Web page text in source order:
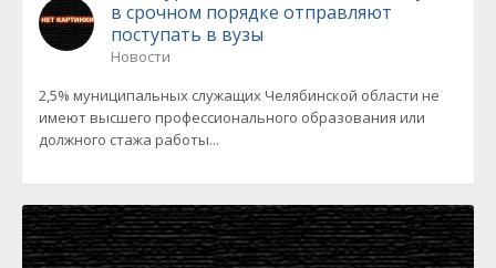
в срочном порядке отправляют
поступать в вузы
Новости
2,5% муниципальных служащих Челябинской области не
имеют высшего профессионального образования или
должного стажа работы...